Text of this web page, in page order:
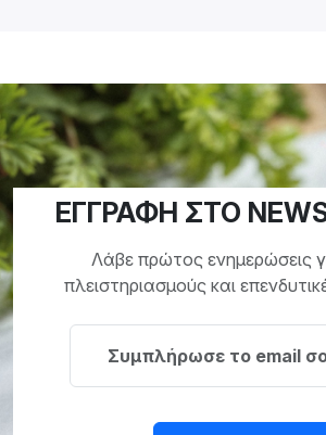
ΕΓΓΡΑΦΗ ΣΤΟ
Λάβε πρώτος ενημερώσεις
πλειστηριασμούς και